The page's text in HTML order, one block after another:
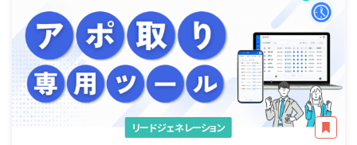
リードジェネレーション